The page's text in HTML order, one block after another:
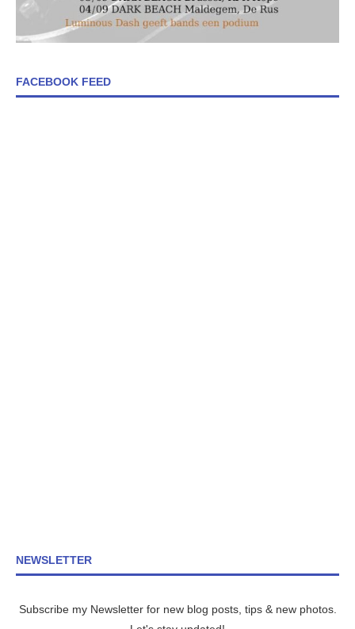
FACEBOOK FEED
NEWSLETTER
Subscribe my Newsletter for new blog posts, tips & new photos.